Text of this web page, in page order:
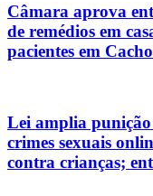
Câmara aprova
de remédios em
pacientes em
Lei amplia
crimes sexuais
contra crianças;